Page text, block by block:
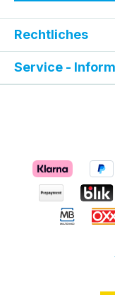
Rechtliches
Service -